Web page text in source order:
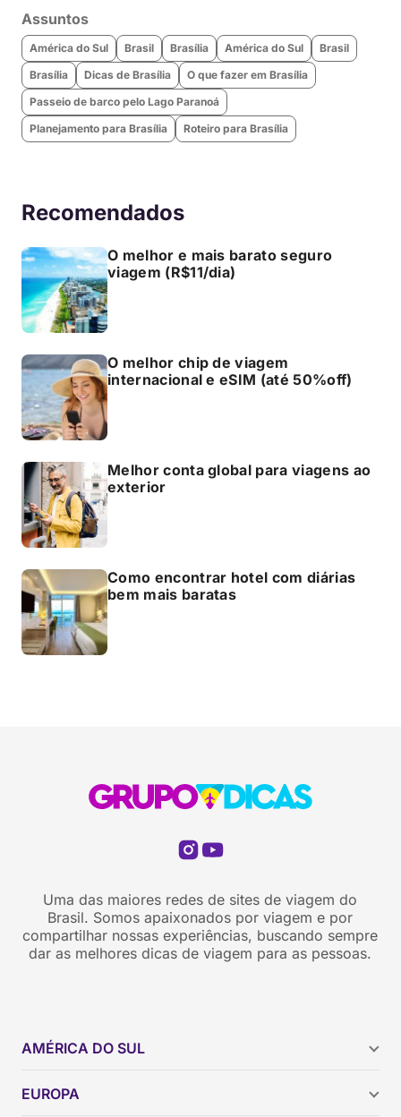
Assuntos
América do Sul Brasil Brasília América do Sul
Brasil
Brasília
Dicas de Brasília
O que fazer em Brasília
Passeio de barco pelo Lago Paranoá
Planejamento para Brasília
Roteiro para Brasília
Recomendados
O melhor e mais barato seguro
viagem (R$11/dia)
O melhor chip de viagem
internacional e eSIM (até 50%off)
Melhor conta global para viagens ao
exterior
Como encontrar hotel com diárias
bem mais baratas
Uma das maiores redes de sites de viagem do
Brasil. Somos apaixonados por viagem e por
compartilhar nossas experiências, buscando sempre
dar as melhores dicas de viagem para as pessoas.
AMÉRICA DO SUL
Brasil
EUROPA